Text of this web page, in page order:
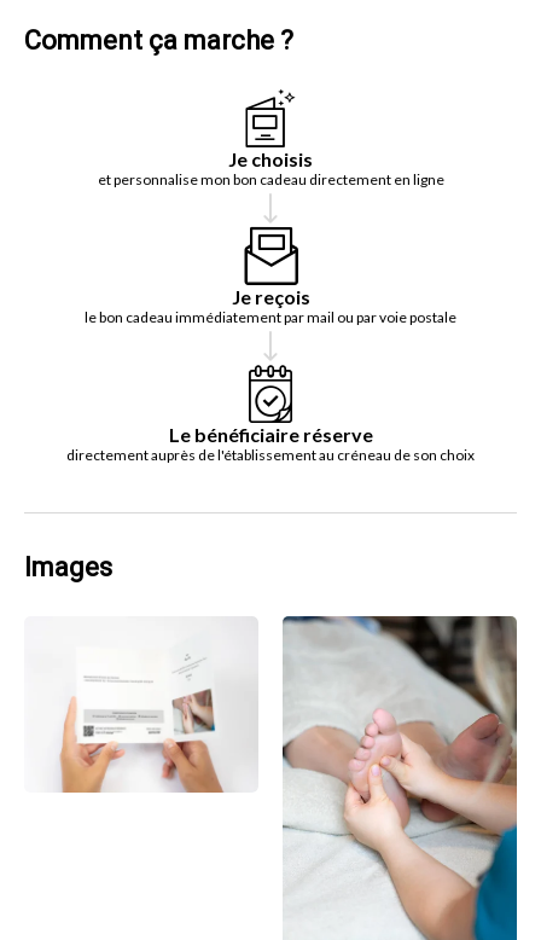
Comment ça marche ?
Je choisis
et personnalise mon bon cadeau directement en ligne
Je reçois
le bon cadeau immédiatement par mail ou par voie postale
Le bénéficiaire réserve
directement auprès de l'établissement au créneau de son choix
Images